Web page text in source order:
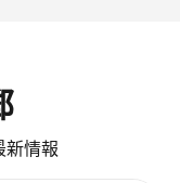
新情報